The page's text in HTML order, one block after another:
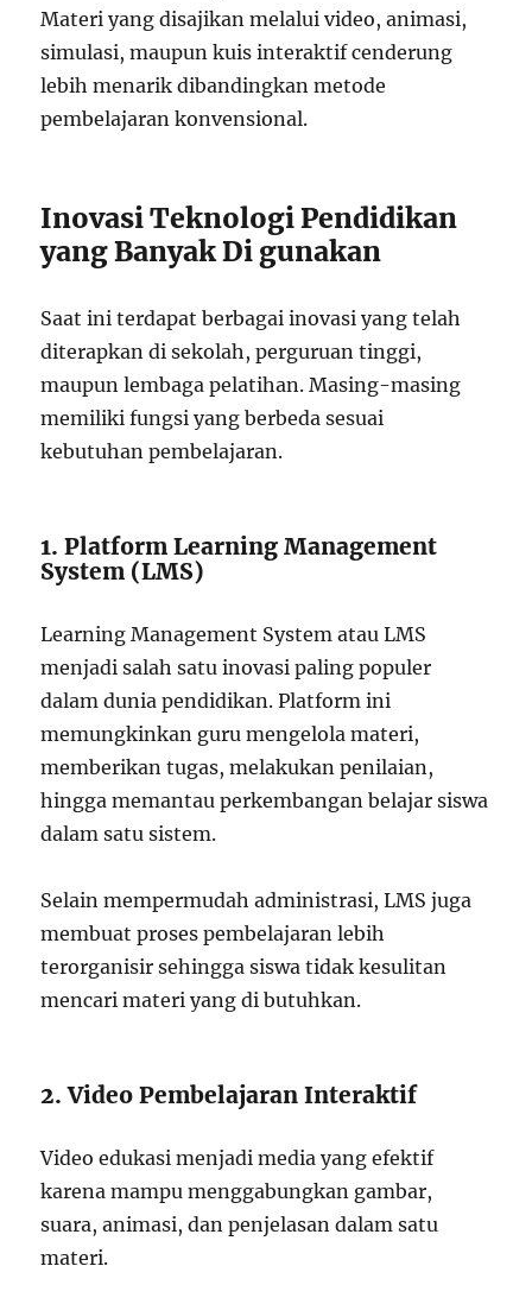
Materi yang disajikan melalui video, animasi,
simulasi, maupun kuis interaktif cenderung
lebih menarik dibandingkan metode
pembelajaran konvensional.
Inovasi Teknologi Pendidikan
yang Banyak Di gunakan
Saat ini terdapat berbagai inovasi yang telah
diterapkan di sekolah, perguruan tinggi,
maupun lembaga pelatihan. Masing-masing
memiliki fungsi yang berbeda sesuai
kebutuhan pembelajaran.
1. Platform Learning Management
System (LMS)
Learning Management System atau LMS
menjadi salah satu inovasi paling populer
dalam dunia pendidikan. Platform ini
memungkinkan guru mengelola materi,
memberikan tugas, melakukan penilaian,
hingga memantau perkembangan belajar siswa
dalam satu sistem.
Selain mempermudah administrasi, LMS juga
membuat proses pembelajaran lebih
terorganisir sehingga siswa tidak kesulitan
mencari materi yang di butuhkan.
2. Video Pembelajaran Interaktif
Video edukasi menjadi media yang efektif
karena mampu menggabungkan gambar,
suara, animasi, dan penjelasan dalam satu
materi.